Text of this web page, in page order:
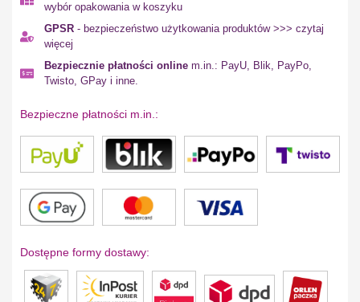
wybór opakowania w koszyku
GPSR - bezpieczeństwo użytkowania produktów >>> czytaj
więcej
Bezpiecznie płatności online m.in.: PayU, Blik, PayPo,
Twisto, GPay i inne.
Bezpieczne płatności m.in.:
Dostępne formy dostawy: